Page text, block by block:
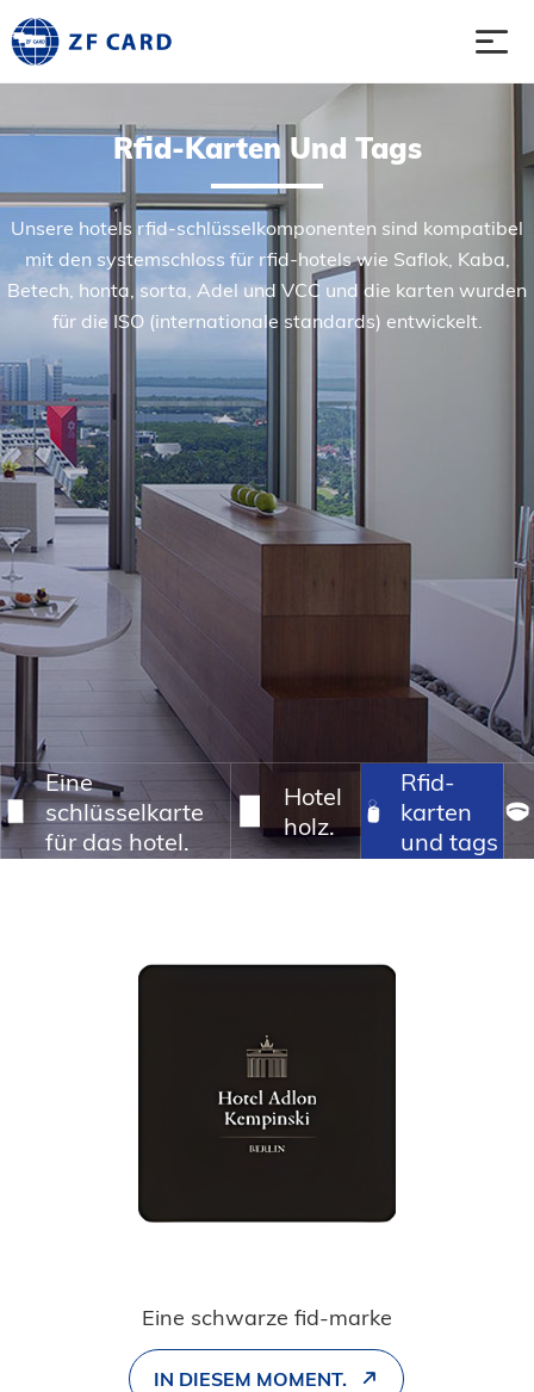
Die titelseite.
Produkte.
Ranzoomen.
Fall
Nachrichten
Vernetzt.
Sprache.
Rfid-Karten Und Tags
Unsere hotels rfid-schlüsselkomponenten sind kompatibel
mit den systemschloss für rfid-hotels wie Saflok, Kaba,
Betech, honta, sorta, Adel und VCC und die karten wurden
für die ISO (internationale standards) entwickelt.
Eine
schlüsselkarte
für das hotel.
Hotel
holz.
Rfid-
karten
und tags
Eine schwarze fid-marke
IN DIESEM MOMENT.